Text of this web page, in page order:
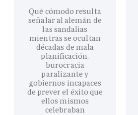
Qué cómodo resulta
señalar al alemán de
las sandalias
mientras se ocultan
décadas de mala
planificación,
burocracia
paralizante y
gobiernos incapaces
de prever el éxito que
ellos mismos
celebraban